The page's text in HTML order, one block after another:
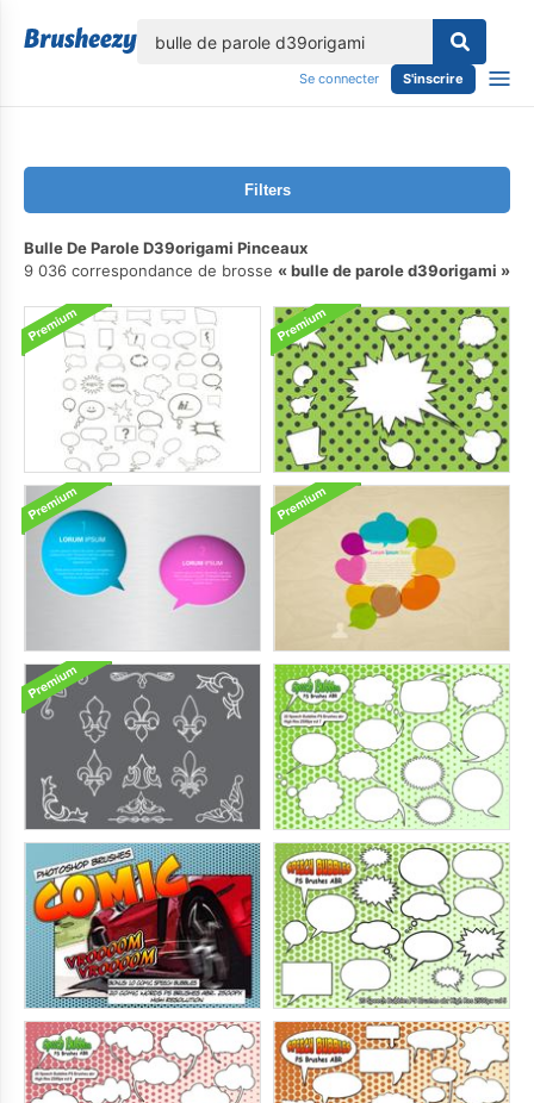
Se connecter S'inscrire
Filters
Bulle De Parole D39origami Pinceaux
9 036 correspondance de brosse
bulle de parole d39origami